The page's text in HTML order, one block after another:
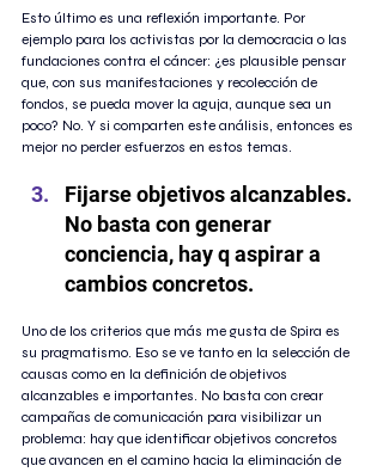
Esto último es una reflexión importante. Por
ejemplo para los activistas por la democracia o las
fundaciones contra el cáncer: ¿es plausible pensar
que, con sus manifestaciones y recolección de
fondos, se pueda mover la aguja, aunque sea un
poco? No. Y si comparten este análisis, entonces es
mejor no perder esfuerzos en estos temas.
Fijarse objetivos alcanzables.
No basta con generar
conciencia, hay q aspirar a
cambios concretos.
Uno de los criterios que más me gusta de Spira es
su pragmatismo. Eso se ve tanto en la selección de
causas como en la definición de objetivos
alcanzables e importantes. No basta con crear
campañas de comunicación para visibilizar un
problema: hay que identificar objetivos concretos
que avancen en el camino hacia la eliminación de